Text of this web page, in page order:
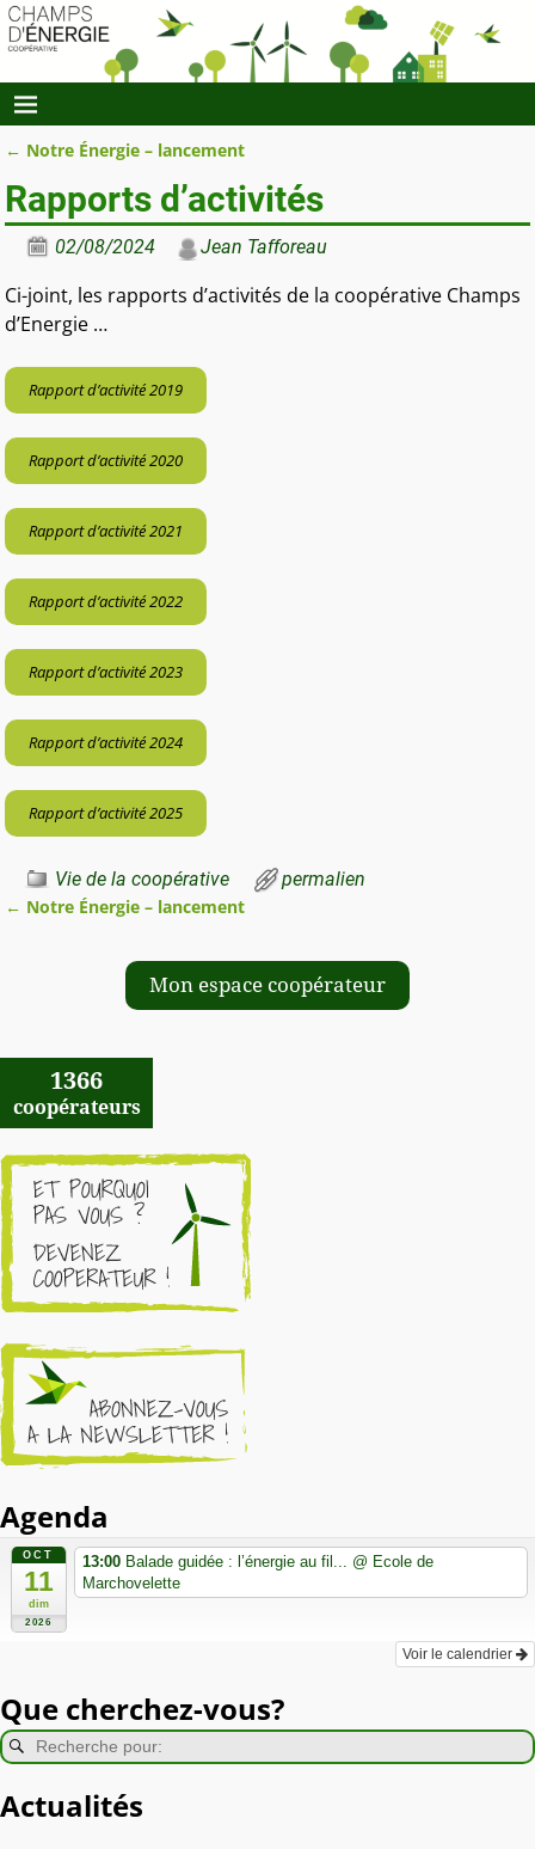
← Notre Énergie – lancement
Rapports d’activités
02/08/2024 Jean Tafforeau
Ci-joint, les rapports d’activités de la coopérative Champs
d’Energie …
Rapport d’activité 2019
Rapport d’activité 2020
Rapport d’activité 2021
Rapport d’activité 2022
Rapport d’activité 2023
Rapport d’activité 2024
Rapport d’activité 2025
Vie de la coopérative permalien
← Notre Énergie – lancement
Mon espace coopérateur
1366
coopérateurs
Agenda
OCT
11
dim
2026
13:00 Balade guidée : l’énergie au fil... @ Ecole de
Marchovelette
Voir le calendrier
Que cherchez-vous?
Actualités